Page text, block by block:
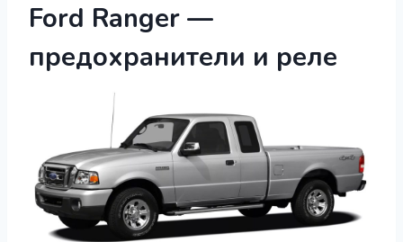
Ford Ranger —
предохранители и реле